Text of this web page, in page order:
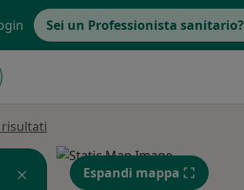
Sei un Professionista sanitario?
Espandi mappa